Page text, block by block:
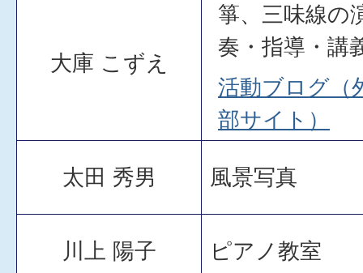
大庫 こずえ
箏、三味線の
奏・指導・講
活動ブログ（
部サイト）
太田 秀男 風景写真
川上 陽子 ピアノ教室